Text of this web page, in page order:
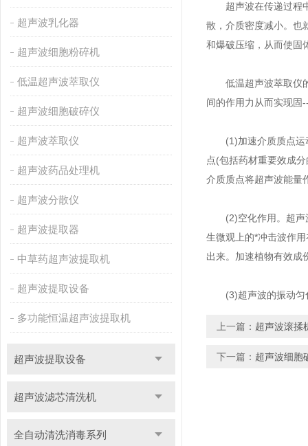
超声波乳化器
超声波细胞粉碎机
低温超声波萃取仪
超声波细胞破碎仪
超声波萃取仪
超声波药品处理机
超声波分散仪
超声波提取器
中草药超声波提取机
超声波提取设备
多功能恒温超声波提取机
超声波提取设备
超声波滤芯清洗机
全自动清洗消毒系列
超声波在传递过程中
散，介质密度减小。也
和爆破压缩，从而使固
低温超声波萃取仪的*
间的作用力从而实现固
(1)加速介质质点运动
点(包括药材重要效成
介质质点将超声波能量
(2)空化作用。超声波
生微观上的*冲击波作
出来。加速植物有效成
(3)超声波的振动匀化
上一篇： 超声波滚揉
下一篇： 超声波细胞